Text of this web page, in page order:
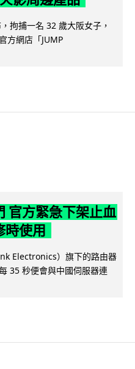
拘捕一名 32 歲大阪女子，
方網店「JUMP
官方緊急下架止血
時使用
Electronics）旗下的路由器
35 秒便會與中國伺服器連